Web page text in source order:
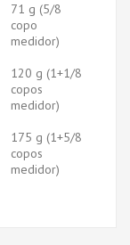
71 g (5/8
copo
medidor)
120 g (1+1/8
copos
medidor)
175 g (1+5/8
copos
medidor)